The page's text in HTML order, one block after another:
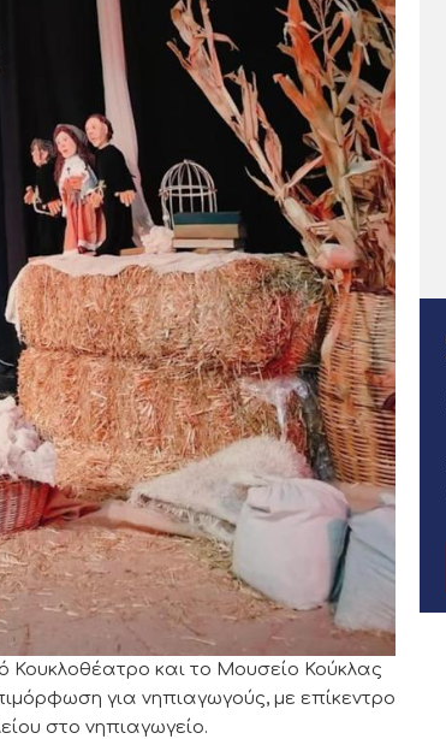
Κουκλοθέατρο και το Μουσείο Κούκλας
για νηπιαγωγούς, με επίκεντρο
στο νηπιαγωγείο.